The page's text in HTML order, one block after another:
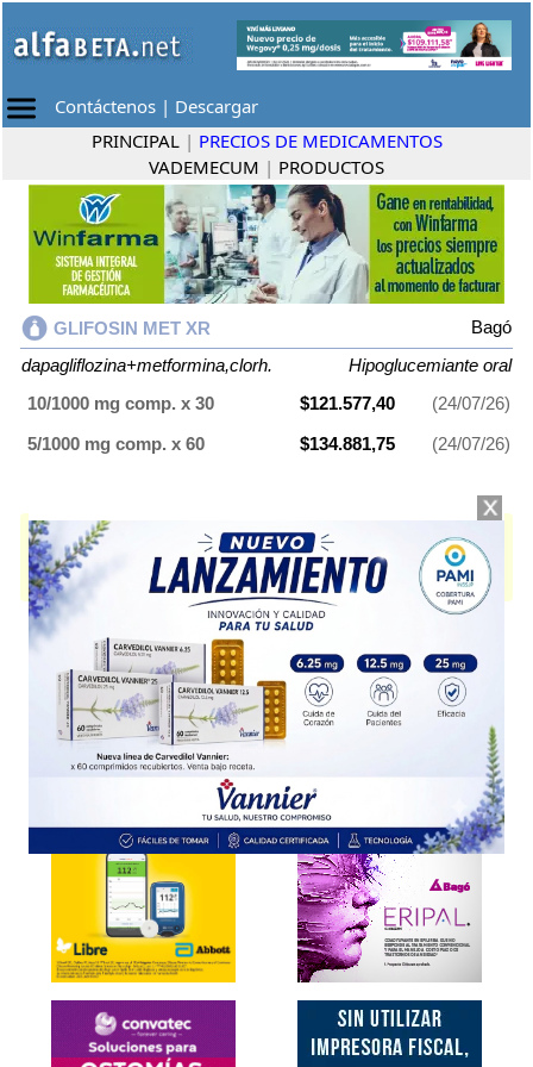
Contáctenos | Descargar
PRINCIPAL | PRECIOS DE MEDICAMENTOS
VADEMECUM | PRODUCTOS
GLIFOSIN MET XR
Bagó
dapagliflozina+metformina,clorh.
Hipoglucemiante oral
10/1000 mg comp. x 30
$121.577,40
(24/07/26)
5/1000 mg comp. x 60
$134.881,75 (24/07/26)
GLIFOSIN MET XR contiene dapagliflozina+metformina,clorh.
y se
indica como
Hipoglucemiante oral. Es producido porBagó
y cuenta con
2 presentaciones disponibles.
Explorar más
Otros productos condapagliflozina+metformina,clorh.
Otros productos deBagó